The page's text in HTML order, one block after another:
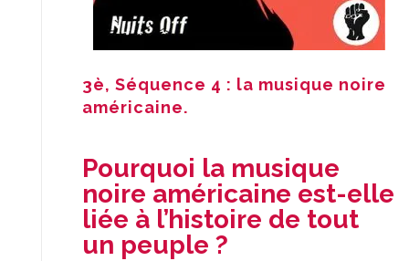
3è, Séquence 4 : la musique noire
américaine.
Pourquoi la musique
noire américaine est-elle
liée à l’histoire de tout
un peuple ?